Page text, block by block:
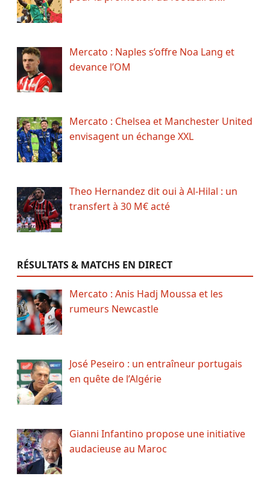
Mercato : Naples s’offre Noa Lang et
devance l’OM
Mercato : Chelsea et Manchester United
envisagent un échange XXL
Theo Hernandez dit oui à Al-Hilal : un
transfert à 30 M€ acté
RÉSULTATS & MATCHS EN DIRECT
Mercato : Anis Hadj Moussa et les
rumeurs Newcastle
José Peseiro : un entraîneur portugais
en quête de l’Algérie
Gianni Infantino propose une initiative
audacieuse au Maroc